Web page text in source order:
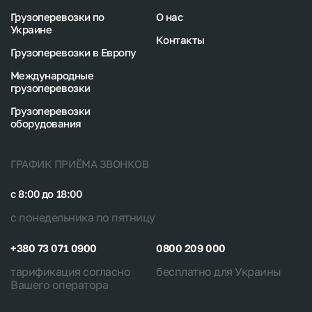
ГРАФИК ПРИЁМА ЗВОНКОВ
с 8:00 до 18:00
с понедельника по пятницу
+380 73 071 0900
тарификация согласно
Вашего оператора
0800 209 000
бесплатно для Украины
Грузоперевозки по
Украине
Грузоперевозки в Европу
Международные
грузоперевозки
Грузоперевозки
оборудования
О нас
Контакты